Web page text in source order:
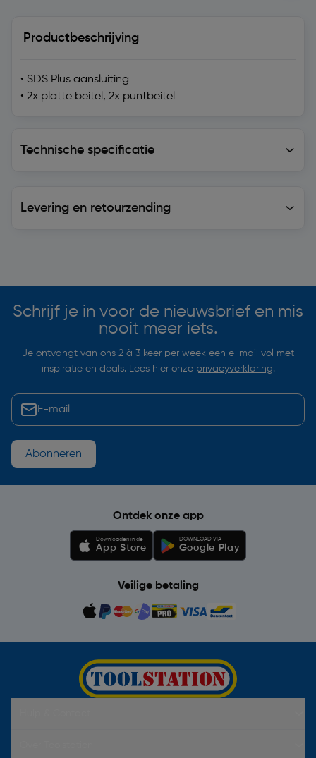
Productbeschrijving
• SDS Plus aansluiting
• 2x platte beitel, 2x puntbeitel
Technische specificatie
Levering en retourzending
Schrijf je in voor de nieuwsbrief en mis
nooit meer iets.
Je ontvangt van ons 2 à 3 keer per week een e-mail vol met
inspiratie en deals. Lees hier onze privacyverklaring.
Abonneren
Ontdek onze app
Downloaden in de
App Store
DOWNLOAD VIA
Google Play
Veilige betaling